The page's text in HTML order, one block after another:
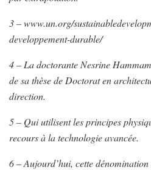
3 – www.un.org/
developpement-durable/
4 – La doctorante Nesrine
de sa thèse de Doctorat en
direction.
5 – Qui utilisent les principes
recours à la technologie avancée.
6 – Aujourd’hui, cette